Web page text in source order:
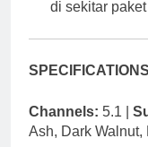
di sekitar
SPECIFICATIONS
Channels: 5.1 |
Ash, Dark Walnut,